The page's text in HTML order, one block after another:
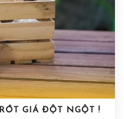
GIÁ ĐỘT NGỘT !